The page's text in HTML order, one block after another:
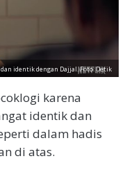
identik dengan Dajjal. Foto: Detik
karena
identik dan
dalam hadis
di atas.